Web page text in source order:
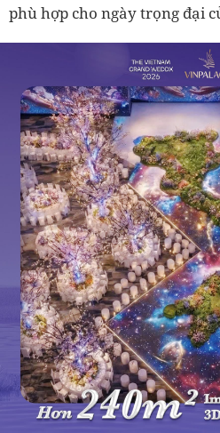
phù hợp cho ngày trọng đại